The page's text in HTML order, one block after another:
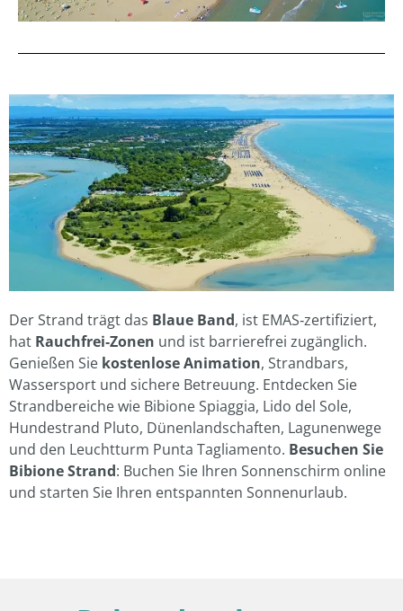
Der Strand trägt das Blaue Band, ist EMAS‑zertifiziert,
hat Rauchfrei‑Zonen und ist barrierefrei zugänglich.
Genießen Sie kostenlose Animation, Strandbars,
Wassersport und sichere Betreuung. Entdecken Sie
Strandbereiche wie Bibione Spiaggia, Lido del Sole,
Hundestrand Pluto, Dünenlandschaften, Lagunenwege
und den Leuchtturm Punta Tagliamento. Besuchen Sie
Bibione Strand: Buchen Sie Ihren Sonnenschirm online
und starten Sie Ihren entspannten Sonnenurlaub.